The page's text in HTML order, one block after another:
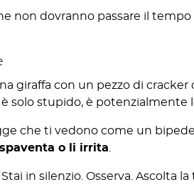
non dovranno passare il
giraffa con un pezzo di
solo stupido, è potenzialmente
che ti vedono come un
o li irrita.
in silenzio. Osserva. Ascolta